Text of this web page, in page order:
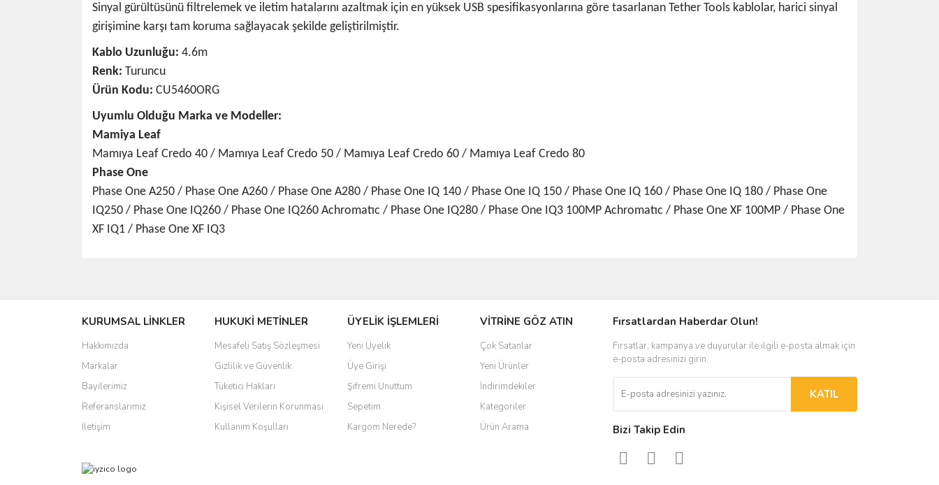
Sinyal gürültüsünü filtrelemek ve iletim hatalarını azaltmak için en yüksek USB spesifikasyonlarına göre tasarlanan Tether Tools kablolar, harici sinyal
girişimine karşı tam koruma sağlayacak şekilde geliştirilmiştir.
Kablo Uzunluğu: 4.6m
Renk: Turuncu
Ürün Kodu: CU5460ORG
Uyumlu Olduğu Marka ve Modeller:
Mamiya Leaf
Mamıya Leaf Credo 40 / Mamıya Leaf Credo 50 / Mamıya Leaf Credo 60 / Mamıya Leaf Credo 80
Phase One
Phase One A250 / Phase One A260 / Phase One A280 / Phase One IQ 140 / Phase One IQ 150 / Phase One IQ 160 / Phase One IQ 180 / Phase One
IQ250 / Phase One IQ260 / Phase One IQ260 Achromatıc / Phase One IQ280 / Phase One IQ3 100MP Achromatıc / Phase One XF 100MP / Phase One
XF IQ1 / Phase One XF IQ3
Ürün resmi kalitesiz, bozuk veya görüntülenemiyor.
Ürün açıklamasında eksik bilgiler bulunuyor.
Ürün bilgilerinde hatalar bulunuyor.
Ürün fiyatı diğer sitelerden daha pahalı.
Bu ürüne benzer farklı alternatifler olmalı.
KURUMSAL LİNKLER
Hakkımızda
Markalar
Bayilerimiz
Referanslarımız
İletişim
HUKUKİ METİNLER
Mesafeli Satış Sözleşmesi
Gizlilik ve Güvenlik
Tüketici Hakları
Kişisel Verilerin Korunması
Kullanım Koşulları
ÜYELİK İŞLEMLERİ
Yeni Üyelik
Üye Girişi
Şifremi Unuttum
Sepetim
Kargom Nerede?
VİTRİNE GÖZ ATIN
Çok Satanlar
Yeni Ürünler
İndirimdekiler
Kategoriler
Ürün Arama
Fırsatlardan Haberdar Olun!
Fırsatlar, kampanya ve duyurular ile ilgili e-posta almak için
e-posta adresinizi girin.
KATIL
Bizi Takip Edin